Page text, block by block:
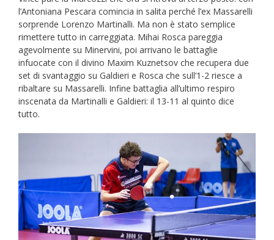
l’Antoniana Pescara comincia in salita perché l’ex Massarelli
sorprende Lorenzo Martinalli. Ma non è stato semplice
rimettere tutto in carreggiata. Mihai Rosca pareggia
agevolmente su Minervini, poi arrivano le battaglie
infuocate con il divino Maxim Kuznetsov che recupera due
set di svantaggio su Galdieri e Rosca che sull’1-2 riesce a
ribaltare su Massarelli. Infine battaglia all’ultimo respiro
inscenata da Martinalli e Galdieri: il 13-11 al quinto dice
tutto.